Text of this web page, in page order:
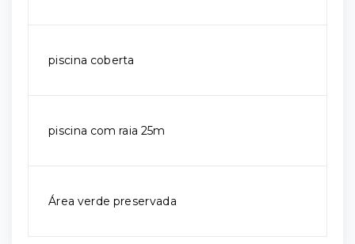
piscina coberta
piscina com raia 25m
Área verde preservada